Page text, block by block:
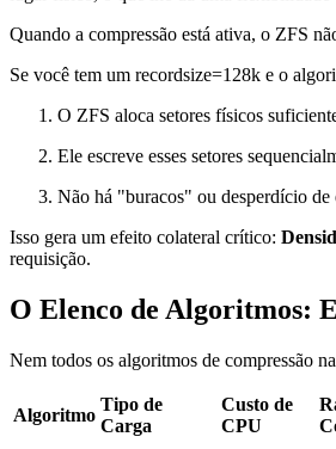
Quando a compressão está ativa, o ZFS
Se você tem um recordsize=128k e o
O ZFS aloca setores físicos
Ele escreve esses setores
Não há "buracos" ou desperdício de
Isso gera um efeito colateral crítico:
requisição.
O Elenco de Algoritmos:
Nem todos os algoritmos de compressão
Algoritmo
Tipo de
Carga
Custo de
CPU